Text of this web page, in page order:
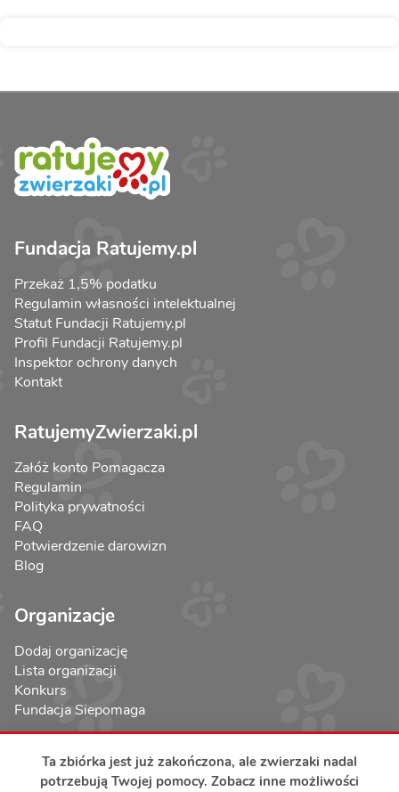
Ta zbiórka jest już zakończona, ale zwierzaki nadal
potrzebują Twojej pomocy. Zobacz inne możliwości
Fundacja Ratujemy.pl
Przekaż 1,5% podatku
Regulamin własności intelektualnej
Statut Fundacji Ratujemy.pl
Profil Fundacji Ratujemy.pl
Inspektor ochrony danych
Kontakt
RatujemyZwierzaki.pl
Załóż konto Pomagacza
Regulamin
Polityka prywatności
FAQ
Potwierdzenie darowizn
Blog
Organizacje
Dodaj organizację
Lista organizacji
Konkurs
Fundacja Siepomaga